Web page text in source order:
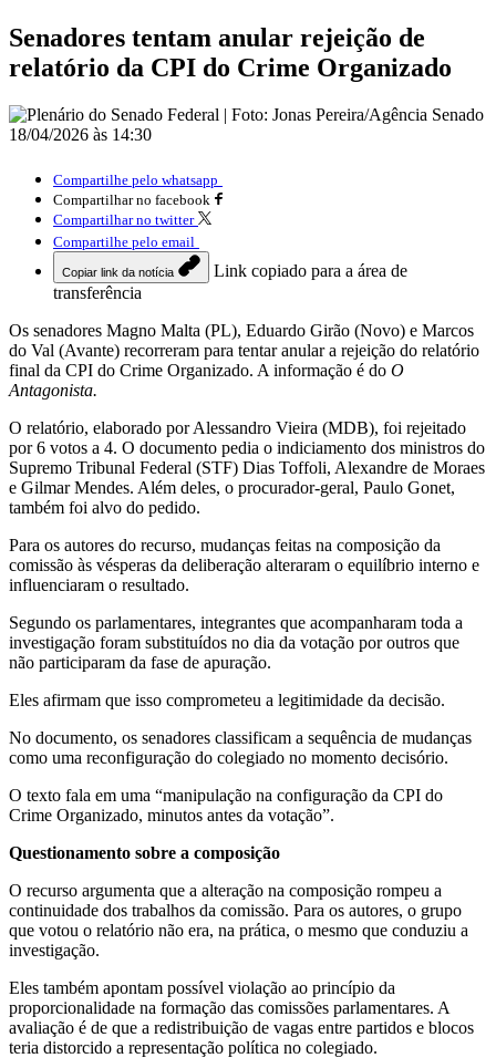
Senadores tentam anular rejeição de
relatório da CPI do Crime Organizado
18/04/2026 às 14:30
Compartilhe pelo whatsapp
Compartilhar no facebook
Compartilhar no twitter
Compartilhe pelo email
Copiar link da notícia
Link copiado para a área de
transferência
Os senadores Magno Malta (PL), Eduardo Girão (Novo) e Marcos
do Val (Avante) recorreram para tentar anular a rejeição do relatório
final da CPI do Crime Organizado. A informação é do O
Antagonista.
O relatório, elaborado por Alessandro Vieira (MDB), foi rejeitado
por 6 votos a 4. O documento pedia o indiciamento dos ministros do
Supremo Tribunal Federal (STF) Dias Toffoli, Alexandre de Moraes
e Gilmar Mendes. Além deles, o procurador-geral, Paulo Gonet,
também foi alvo do pedido.
Para os autores do recurso, mudanças feitas na composição da
comissão às vésperas da deliberação alteraram o equilíbrio interno e
influenciaram o resultado.
Segundo os parlamentares, integrantes que acompanharam toda a
investigação foram substituídos no dia da votação por outros que
não participaram da fase de apuração.
Eles afirmam que isso comprometeu a legitimidade da decisão.
No documento, os senadores classificam a sequência de mudanças
como uma reconfiguração do colegiado no momento decisório.
O texto fala em uma “manipulação na configuração da CPI do
Crime Organizado, minutos antes da votação”.
Questionamento sobre a composição
O recurso argumenta que a alteração na composição rompeu a
continuidade dos trabalhos da comissão. Para os autores, o grupo
que votou o relatório não era, na prática, o mesmo que conduziu a
investigação.
Eles também apontam possível violação ao princípio da
proporcionalidade na formação das comissões parlamentares. A
avaliação é de que a redistribuição de vagas entre partidos e blocos
teria distorcido a representação política no colegiado.